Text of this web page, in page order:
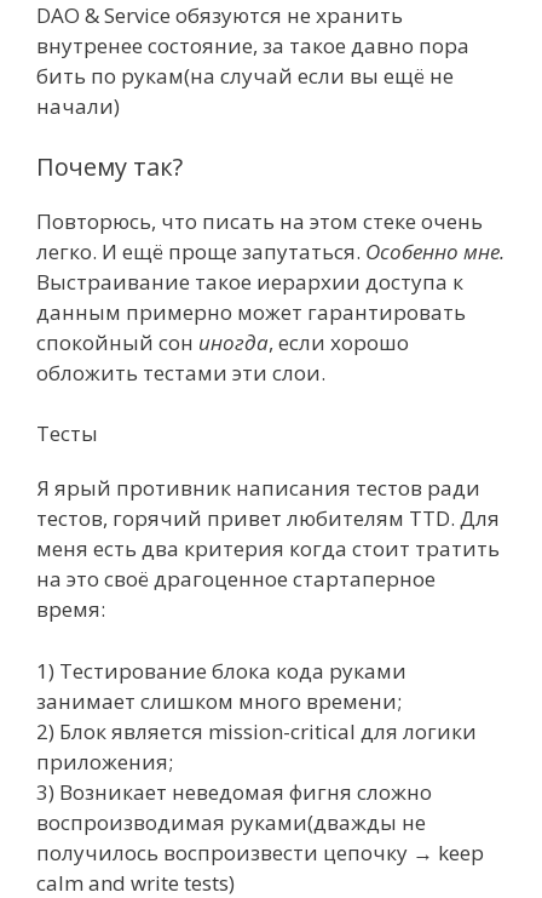
DAO & Service обязуются не хранить
внутренее состояние, за такое давно пора
бить по рукам(на случай если вы ещё не
начали)
Почему так?
Повторюсь, что писать на этом стеке очень
легко. И ещё проще запутаться. Особенно мне.
Выстраивание такое иерархии доступа к
данным примерно может гарантировать
спокойный сон иногда, если хорошо
обложить тестами эти слои.
Тесты
Я ярый противник написания тестов ради
тестов, горячий привет любителям TTD. Для
меня есть два критерия когда стоит тратить
на это своё драгоценное стартаперное
время:
1) Тестирование блока кода руками
занимает слишком много времени;
2) Блок является mission-critical для логики
приложения;
3) Возникает неведомая фигня сложно
воспроизводимая руками(дважды не
получилось воспроизвести цепочку → keep
calm and write tests)